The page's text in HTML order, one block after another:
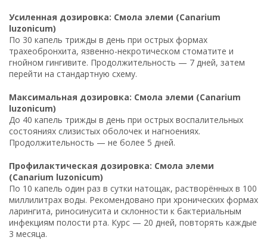
Усиленная дозировка: Смола элеми (Canarium
luzonicum)
По 30 капель трижды в день при острых формах
трахеобронхита, язвенно-некротическом стоматите и
гнойном гингивите. Продолжительность — 7 дней, затем
перейти на стандартную схему.
Максимальная дозировка: Смола элеми (Canarium
luzonicum)
До 40 капель трижды в день при острых воспалительных
состояниях слизистых оболочек и нагноениях.
Продолжительность — не более 5 дней.
Профилактическая дозировка: Смола элеми
(Canarium luzonicum)
По 10 капель один раз в сутки натощак, растворённых в 100
миллилитрах воды. Рекомендовано при хронических формах
ларингита, риносинусита и склонности к бактериальным
инфекциям полости рта. Курс — 20 дней, повторять каждые
3 месяца.